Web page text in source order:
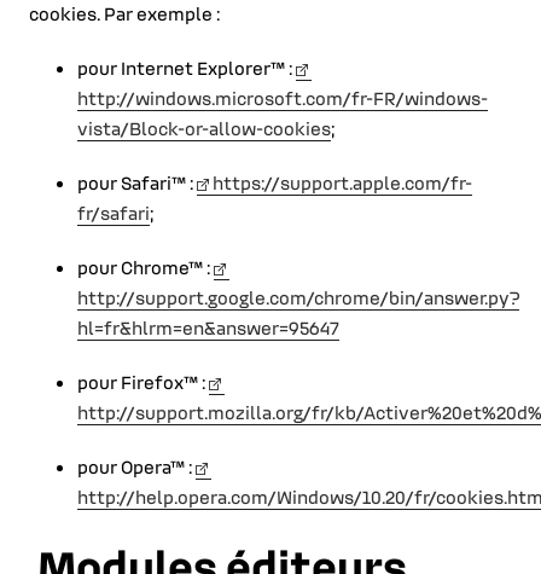
cookies. Par exemple :
pour Internet Explorer™ :
http://windows.microsoft.com/fr-FR/windows-
vista/Block-or-allow-cookies;
pour Safari™ :
https://support.apple.com/fr-
fr/safari;
pour Chrome™ :
http://support.google.com/chrome/bin/answer.py?
hl=fr&hlrm=en&answer=95647
pour Firefox™ :
http://support.mozilla.org/fr/kb/
pour Opera™ :
http://help.opera.com/Windows/10.20/fr/